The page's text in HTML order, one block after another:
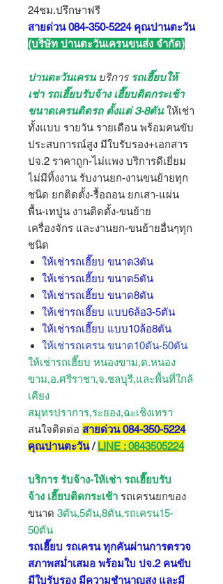
24ชม.ปรึกษาฟรี
สายด่วน 084-350-5224 คุณปานตะวัน
(บริษัท ปานตะวันเครนขนส่ง จำกัด)
ปานตะวันเครนบริการ รถเฮี๊ยบให้
เช่า รถเฮี๊ยบรับจ้าง เฮี๊ยบติดกระเช้า
ขนาดเครนติดรถ ตั้งแต่ 3-8ตัน ให้เช่า
ทั้งแบบ รายวัน รายเดือน พร้อมคนขับ
ประสบการณ์สูง มีใบรับรอง+เอกสาร
ปจ.2 ราคาถูก-ไม่แพง บริการดีเยี่ยม
ไม่มีทิ้งงาน รับงานยก-งานขนย้ายทุก
ชนิด ยกติดตั้ง-รื้อถอน ยกเสา-แผ่น
พื้น-เทปูน งานติดตั้ง-ขนย้าย
เครื่องจักร และงานยก-ขนย้ายอื่นๆทุก
ชนิด
ให้เช่ารถเฮี๊ยบ ขนาด3ตัน
ให้เช่ารถเฮี๊ยบ ขนาด5ตัน
ให้เช่ารถเฮี๊ยบ ขนาด8ตัน
ให้เช่ารถเฮี๊ยบ แบบ6ล้อ3-5ตัน
ให้เช่ารถเฮี๊ยบ แบบ10ล้อ8ตัน
ให้เช่ารถเครน ขนาด10ตัน-50ตัน
ให้เช่ารถเฮี๊ยบ หนองขาม,ต.หนอง
ขาม,อ.ศรีราชา,จ.ชลบุรี,และพื้นที่ใกล้
เคียง
สมุทรปราการ,ระยอง,ฉะเชิงเทรา
สนใจติดต่อ สายด่วน 084-350-5224
คุณปานตะวัน/ LINE : 0843505224
บริการ รับจ้าง-ให้เช่า รถเฮี๊ยบรับ
จ้าง เฮี๊ยบติดกระเช้า รถเครนยกของ
ขนาด 3ตัน,5ตัน,8ตัน,รถเครน15-
50ตัน
รถเฮี๊ยบ รถเครน ทุกคันผ่านการตรวจ
สภาพสม่ำเสมอ พร้อมใบ ปจ.2 คนขับ
มีใบรับรอง มีความชำนาญสูง และมี